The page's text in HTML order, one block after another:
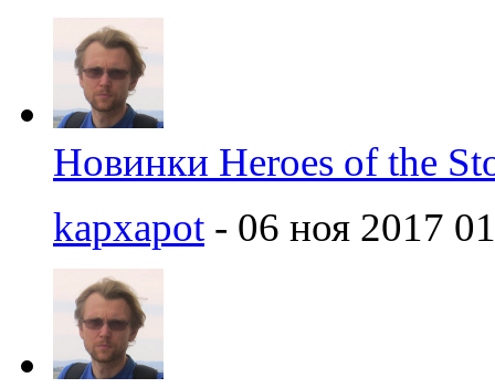
Новинки Heroes of the
kapxapot - 06 ноя 2017